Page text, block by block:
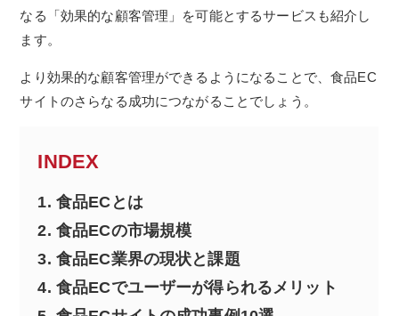
なる「効果的な顧客管理」を可能とするサービスも紹介し
ます。
より効果的な顧客管理ができるようになることで、食品EC
サイトのさらなる成功につながることでしょう。
INDEX
1. 食品ECとは
2. 食品ECの市場規模
3. 食品EC業界の現状と課題
4. 食品ECでユーザーが得られるメリット